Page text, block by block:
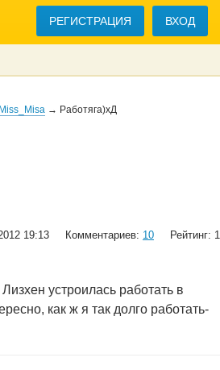
РЕГИСТРАЦИЯ ВХОД
→ Работяга)хД
19:13 Комментариев: 10 Рейтинг: 1
устроилась работать в
как ж я так долго работать-